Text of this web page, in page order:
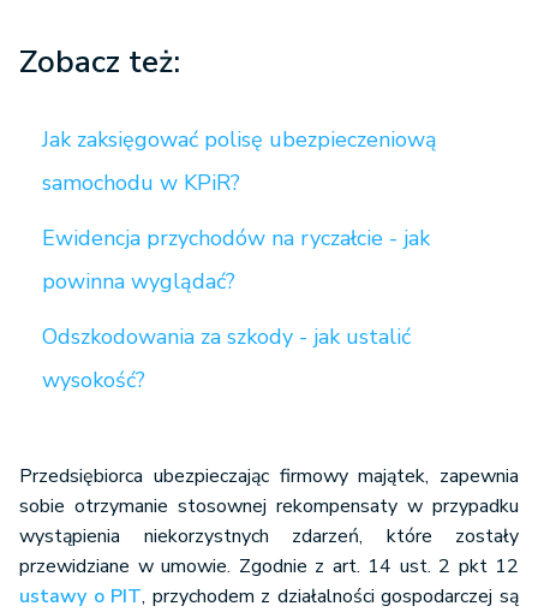
Zobacz też:
Jak zaksięgować polisę ubezpieczeniową
samochodu w KPiR?
Ewidencja przychodów na ryczałcie - jak
powinna wyglądać?
Odszkodowania za szkody - jak ustalić
wysokość?
Przedsiębiorca ubezpieczając firmowy majątek, zapewnia
sobie otrzymanie stosownej rekompensaty w przypadku
wystąpienia niekorzystnych zdarzeń, które zostały
przewidziane w umowie. Zgodnie z art. 14 ust. 2 pkt 12
ustawy o PIT, przychodem z działalności gospodarczej są